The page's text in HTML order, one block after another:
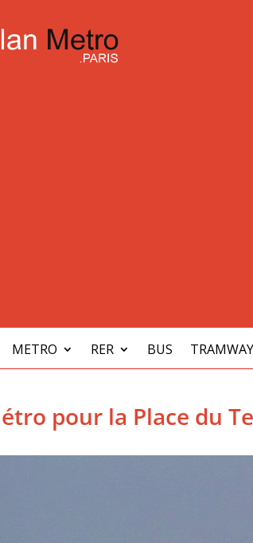
METRO RER BUS TRAMWAY
pour la Place du